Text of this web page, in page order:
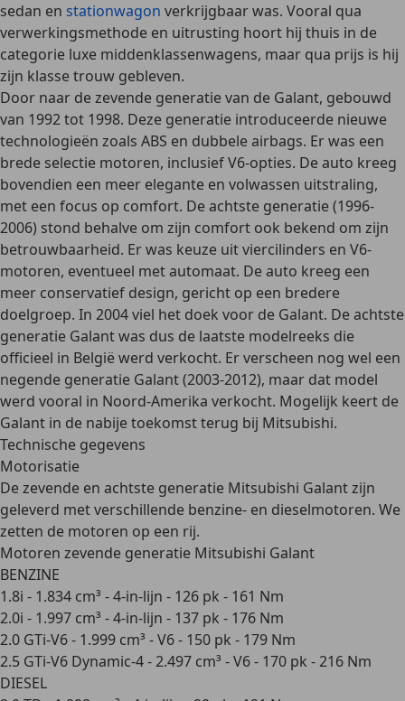
sedan en stationwagon verkrijgbaar was. Vooral qua
verwerkingsmethode en uitrusting hoort hij thuis in de
categorie luxe middenklassenwagens, maar qua prijs is hij
zijn klasse trouw gebleven.
Door naar de zevende generatie van de Galant, gebouwd
van 1992 tot 1998. Deze generatie introduceerde nieuwe
technologieën zoals ABS en dubbele airbags. Er was een
brede selectie motoren, inclusief V6-opties. De auto kreeg
bovendien een meer elegante en volwassen uitstraling,
met een focus op comfort. Deachtste generatie(1996-
2006) stond behalve om zijn comfort ook bekend om zijn
betrouwbaarheid. Er was keuze uit viercilinders en V6-
motoren, eventueel met automaat. De auto kreeg een
meer conservatief design, gericht op een bredere
doelgroep. In 2004 viel het doek voor de Galant. De achtste
generatie Galant was dus de laatste modelreeks die
officieel in België werd verkocht. Er verscheen nog wel een
negende generatie Galant (2003-2012), maar dat model
werd vooral in Noord-Amerika verkocht. Mogelijk keert de
Galant in de nabije toekomst terug bij Mitsubishi.
Technische gegevens
Motorisatie
De zevende en achtste generatie Mitsubishi Galant zijn
geleverd met verschillende benzine- en dieselmotoren. We
zetten de motoren op een rij.
Motoren zevende generatie Mitsubishi Galant
BENZINE
1.8i - 1.834 cm³ - 4-in-lijn - 126 pk - 161 Nm
2.0i - 1.997 cm³ - 4-in-lijn - 137 pk - 176 Nm
2.0 GTi-V6 - 1.999 cm³ - V6 - 150 pk - 179 Nm
2.5 GTi-V6 Dynamic-4 - 2.497 cm³ - V6 - 170 pk - 216 Nm
DIESEL